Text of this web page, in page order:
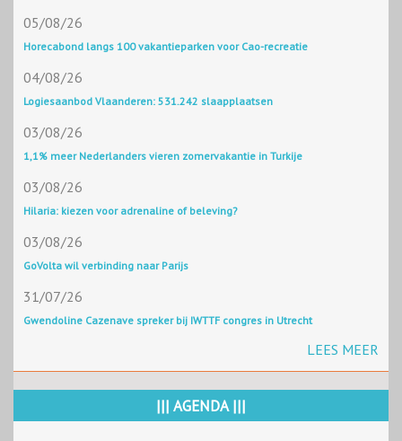
05/08/26
Horecabond langs 100 vakantieparken voor Cao-recreatie
04/08/26
Logiesaanbod Vlaanderen: 531.242 slaapplaatsen
03/08/26
1,1% meer Nederlanders vieren zomervakantie in Turkije
03/08/26
Hilaria: kiezen voor adrenaline of beleving?
03/08/26
GoVolta wil verbinding naar Parijs
31/07/26
Gwendoline Cazenave spreker bij IWTTF congres in Utrecht
LEES MEER
||| AGENDA |||